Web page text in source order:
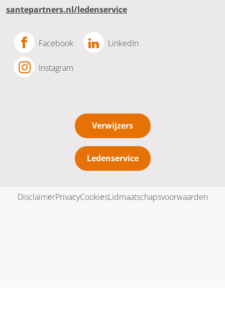
santepartners.nl/ledenservice
Facebook LinkedIn
Instagram
Verwijzers
Ledenservice
DisclaimerPrivacyCookiesLidmaatschapsvoorwaarden